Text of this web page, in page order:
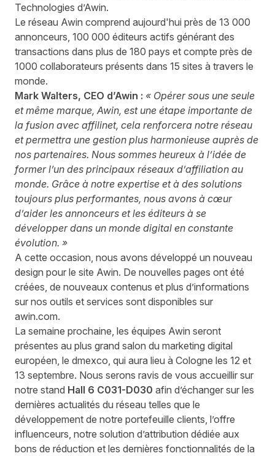
Technologies d’Awin.
Le réseau Awin comprend aujourd'hui près de 13 000
annonceurs, 100 000 éditeurs actifs générant des
transactions dans plus de 180 pays et compte près de
1000 collaborateurs présents dans 15 sites à travers le
monde.
Mark Walters, CEO d’Awin : « Opérer sous une seule
et même marque, Awin, est une étape importante de
la fusion avec affilinet, cela renforcera notre réseau
et permettra une gestion plus harmonieuse auprès de
nos partenaires. Nous sommes heureux à l’idée de
former l’un des principaux réseaux d’affiliation au
monde. Grâce à notre expertise et à des solutions
toujours plus performantes, nous avons à cœur
d’aider les annonceurs et les éditeurs à se
développer dans un monde digital en constante
évolution. »
A cette occasion, nous avons développé un nouveau
design pour le site Awin. De nouvelles pages ont été
créées, de nouveaux contenus et plus d’informations
sur nos outils et services sont disponibles sur
awin.com.
La semaine prochaine, les équipes Awin seront
présentes au plus grand salon du marketing digital
européen, le dmexco , qui aura lieu à Cologne les 12 et
13 septembre. Nous serons ravis de vous accueillir sur
notre stand Hall 6 C031-D030 afin d’échanger sur les
dernières actualités du réseau telles que le
développement de notre portefeuille clients, l’offre
influenceurs, notre solution d’attribution dédiée aux
bons de réduction et les dernières fonctionnalités de la